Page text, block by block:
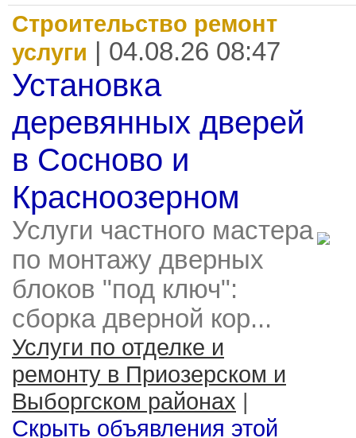
Строительство ремонт
услуги
| 04.08.26 08:47
Установка
деревянных дверей
в Сосново и
Красноозерном
Услуги частного мастера
по монтажу дверных
блоков "под ключ":
сборка дверной кор...
Услуги по отделке и
ремонту в Приозерском и
Выборгском районах |
Скрыть объявления этой